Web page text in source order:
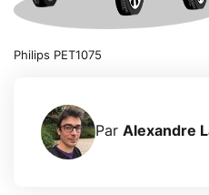
Philips PET1075
Par Alexandre